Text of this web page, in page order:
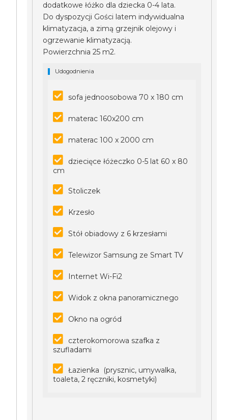
dodatkowe łóżko dla dziecka 0-4 lata.
Do dyspozycji Gości latem indywidualna
klimatyzacja, a zimą grzejnik olejowy i
ogrzewanie klimatyzacją.
Powierzchnia 25 m2.
Udogodnienia
sofa jednoosobowa 70 x 180 cm
materac 160x200 cm
materac 100 x 2000 cm
dziecięce łóżeczko 0-5 lat 60 x 80
cm
Stoliczek
Krzesło
Stół obiadowy z 6 krzesłami
Telewizor Samsung ze Smart TV
Internet Wi-Fi2
Widok z okna panoramicznego
Okno na ogród
czterokomorowa szafka z
szufladami
Łazienka (prysznic, umywalka,
toaleta, 2 ręczniki, kosmetyki)